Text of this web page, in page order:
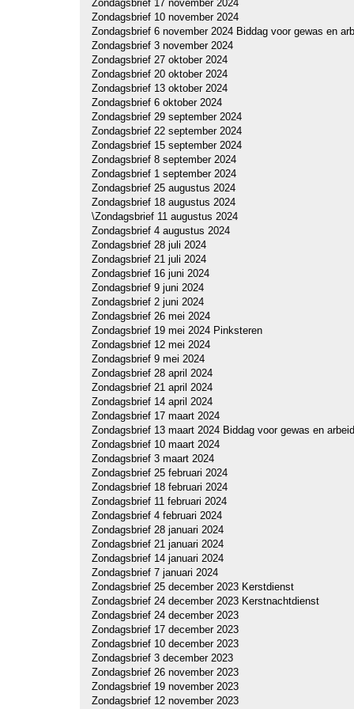
Zondagsbrief 17 november 2024
Zondagsbrief 10 november 2024
Zondagsbrief 6 november 2024 Biddag voor gewas en
Zondagsbrief 3 november 2024
Zondagsbrief 27 oktober 2024
Zondagsbrief 20 oktober 2024
Zondagsbrief 13 oktober 2024
Zondagsbrief 6 oktober 2024
Zondagsbrief 29 september 2024
Zondagsbrief 22 september 2024
Zondagsbrief 15 september 2024
Zondagsbrief 8 september 2024
Zondagsbrief 1 september 2024
Zondagsbrief 25 augustus 2024
Zondagsbrief 18 augustus 2024
\Zondagsbrief 11 augustus 2024
Zondagsbrief 4 augustus 2024
Zondagsbrief 28 juli 2024
Zondagsbrief 21 juli 2024
Zondagsbrief 16 juni 2024
Zondagsbrief 9 juni 2024
Zondagsbrief 2 juni 2024
Zondagsbrief 26 mei 2024
Zondagsbrief 19 mei 2024 Pinksteren
Zondagsbrief 12 mei 2024
Zondagsbrief 9 mei 2024
Zondagsbrief 28 april 2024
Zondagsbrief 21 april 2024
Zondagsbrief 14 april 2024
Zondagsbrief 17 maart 2024
Zondagsbrief 13 maart 2024 Biddag voor gewas en arbeid
Zondagsbrief 10 maart 2024
Zondagsbrief 3 maart 2024
Zondagsbrief 25 februari 2024
Zondagsbrief 18 februari 2024
Zondagsbrief 11 februari 2024
Zondagsbrief 4 februari 2024
Zondagsbrief 28 januari 2024
Zondagsbrief 21 januari 2024
Zondagsbrief 14 januari 2024
Zondagsbrief 7 januari 2024
Zondagsbrief 25 december 2023 Kerstdienst
Zondagsbrief 24 december 2023 Kerstnachtdienst
Zondagsbrief 24 december 2023
Zondagsbrief 17 december 2023
Zondagsbrief 10 december 2023
Zondagsbrief 3 december 2023
Zondagsbrief 26 november 2023
Zondagsbrief 19 november 2023
Zondagsbrief 12 november 2023